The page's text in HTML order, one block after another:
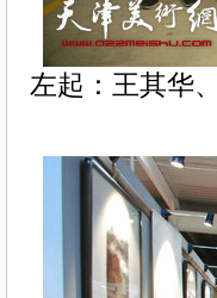
左起：王其华